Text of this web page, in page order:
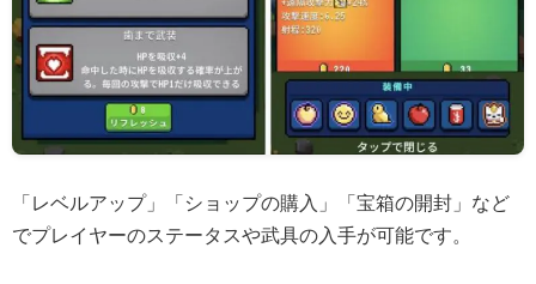
「レベルアップ」「ショップの購入」「宝箱の開封」など
でプレイヤーのステータスや武具の入手が可能です。